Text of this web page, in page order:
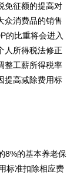
免征额的提高对
众消费品的销售
的比重将会进入
人所得税法修正
整工薪所得税率
提高减除费用标
8%的基本养老保
标准扣除相应费